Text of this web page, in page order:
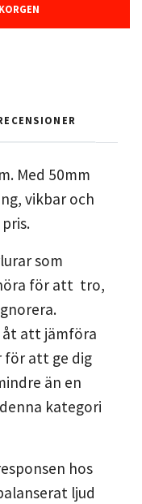
Med 50mm
vikbar och
som
för att tro,
åt att jämföra
för att ge dig
än en
kategori
hos
ljud